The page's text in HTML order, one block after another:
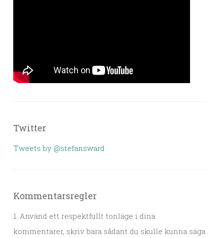
Twitter
Tweets by @stefansward
Kommentarsregler
1. Använd ett respektfullt tonläge i dina
kommentarer, skriv bara sådant du skulle kunna säga